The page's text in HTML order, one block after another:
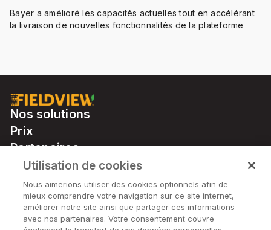
connectivité avec la plantation de
précision
Bayer a amélioré les capacités actuelles tout en accélérant
la livraison de nouvelles fonctionnalités de la plateforme
Nos solutions
Prix
Partenaires
Notre matériel
Soutien
Solutions
Utilisation de cookies
Nous aimerions utiliser des cookies optionnels afin de
mieux comprendre votre navigation sur ce site internet,
améliorer notre site ainsi que partager ces informations
avec nos partenaires. Votre consentement couvre